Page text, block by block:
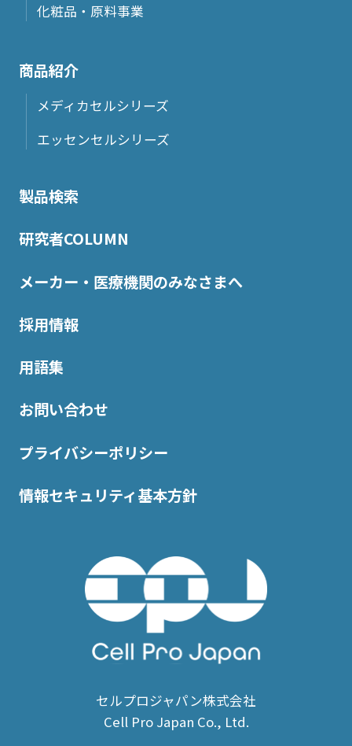
化粧品・原料事業
商品紹介
メディカセルシリーズ
エッセンセルシリーズ
製品検索
研究者COLUMN
メーカー・医療機関のみなさまへ
採用情報
用語集
お問い合わせ
プライバシーポリシー
情報セキュリティ基本方針
セルプロジャパン株式会社
Cell Pro Japan Co., Ltd.